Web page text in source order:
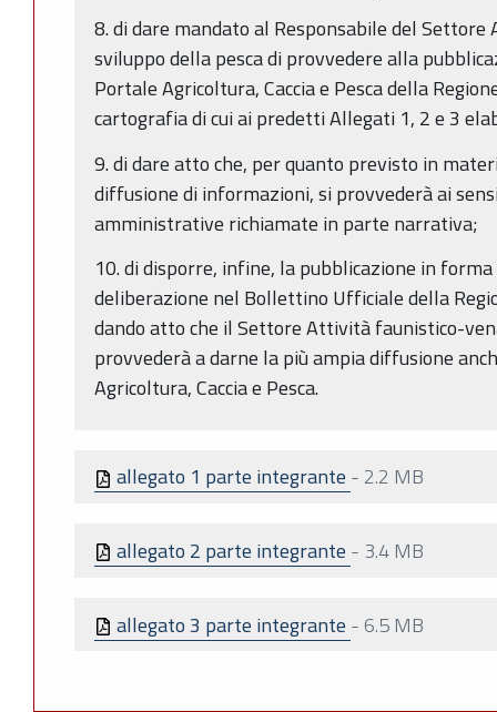
8. di dare mandato al Responsabile del
sviluppo della pesca di provvedere alla
Portale Agricoltura, Caccia e Pesca della
cartografia di cui ai predetti Allegati 1, 2 e 3
9. di dare atto che, per quanto previsto in
diffusione di informazioni, si provvederà ai
amministrative richiamate in parte narrativa;
10. di disporre, infine, la pubblicazione in
deliberazione nel Bollettino Ufficiale della
dando atto che il Settore Attività faunistico-
provvederà a darne la più ampia diffusione
Agricoltura, Caccia e Pesca.
allegato 1 parte integrante - 2.2 MB
allegato 2 parte integrante - 3.4 MB
allegato 3 parte integrante - 6.5 MB